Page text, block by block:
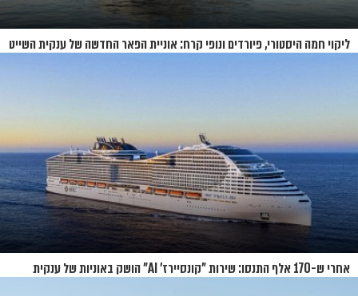
ליקוי חמה היסטורי, פיורדים ונופי קרח: אוניית הפאר החדשה של ענקית השייט
אחרי ש-170 אלף התנסו: שירות "קונסיירז' AI" הושק באוניות של ענקית